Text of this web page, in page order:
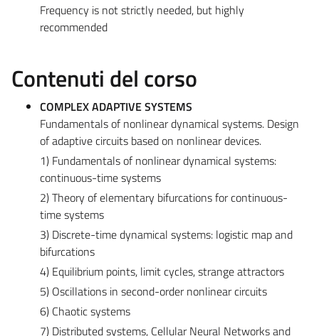
Frequency is not strictly needed, but highly
recommended
Contenuti del corso
COMPLEX ADAPTIVE SYSTEMS
Fundamentals of nonlinear dynamical systems. Design
of adaptive circuits based on nonlinear devices.
1) Fundamentals of nonlinear dynamical systems:
continuous-time systems
2) Theory of elementary bifurcations for continuous-
time systems
3) Discrete-time dynamical systems: logistic map and
bifurcations
4) Equilibrium points, limit cycles, strange attractors
5) Oscillations in second-order nonlinear circuits
6) Chaotic systems
7) Distributed systems, Cellular Neural Networks and